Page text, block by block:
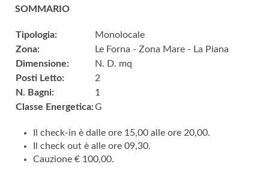
SOMMARIO
Tipologia:
Monolocale
Zona:
Le Forna - Zona Mare - La Piana
Dimensione:
N. D. mq
Posti Letto:
2
N. Bagni:
1
Classe Energetica:G
Il check-in è dalle ore 15,00 alle ore 20,00.
Il check out è alle ore 09,30.
Cauzione € 100,00.